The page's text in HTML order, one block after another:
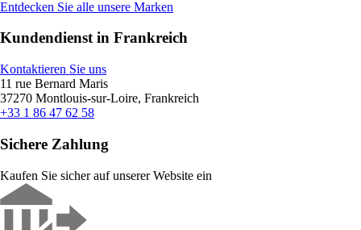
Entdecken Sie alle unsere Marken
Kundendienst in Frankreich
Kontaktieren Sie uns
11 rue Bernard Maris
37270 Montlouis-sur-Loire, Frankreich
+33 1 86 47 62 58
Sichere Zahlung
Kaufen Sie sicher auf unserer Website ein